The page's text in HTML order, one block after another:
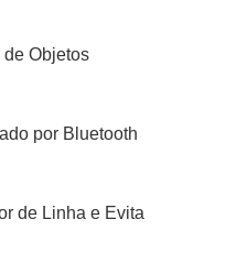
de Objetos
por Bluetooth
de Linha e Evita